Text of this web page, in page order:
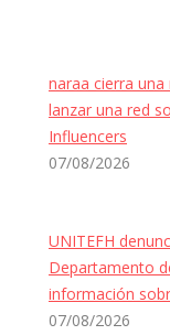
naraa cierra una
lanzar una red
Influencers
07/08/2026
UNITEFH
Departamento
información
07/08/2026